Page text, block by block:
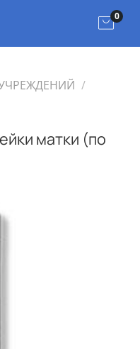
0
матки (по